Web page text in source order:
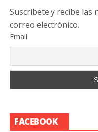
Suscribete y recibe las
correo electrónico.
Email
FACEBOOK